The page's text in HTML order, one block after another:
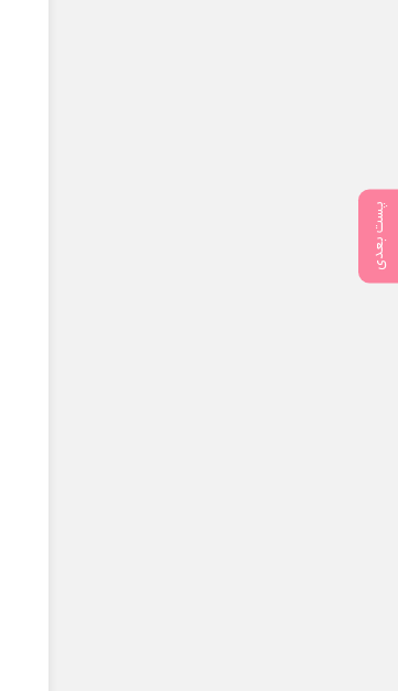
پست بعدی